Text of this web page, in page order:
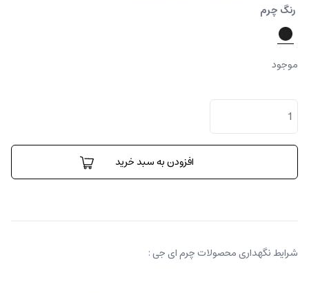
رنگ چرم
موجود
ای
جی
پرفیوم
کِیس
افزودن به سبد خرید
شرایط نگهداری محصولات چرم ای جی :